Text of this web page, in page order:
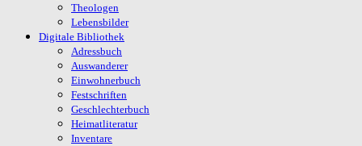
Theologen
Lebensbilder
Digitale Bibliothek
Adressbuch
Auswanderer
Einwohnerbuch
Festschriften
Geschlechterbuch
Heimatliteratur
Inventare